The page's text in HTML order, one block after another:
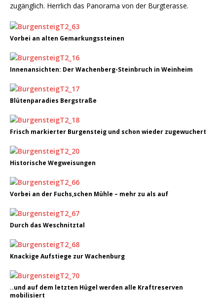
zugänglich. Herrlich das Panorama von der Burgterasse.
Vorbei an alten Gemarkungssteinen
Innenansichten: Der Wachenberg-Steinbruch in Weinheim
Blütenparadies Bergstraße
Frisch markierter Burgensteig und schon wieder zugewuchert
Historische Wegweisungen
Vorbei an der Fuchs,schen Mühle – mehr zu als auf
Durch das Weschnitztal
Knackige Aufstiege zur Wachenburg
..und auf dem letzten Hügel werden alle Kraftreserven
mobilisiert